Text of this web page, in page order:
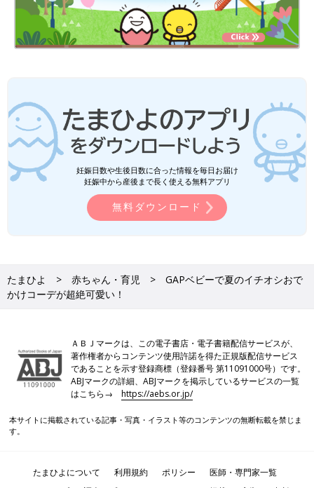
妊娠日数や生後日数に合った情報を毎日お届け
妊娠中から産後まで長く使える無料アプリ
無料ダウンロード
たまひよ 赤ちゃん・育児
GAPベビーで夏のイチオシおで
かけコーデが超絶可愛い！
ＡＢＪマークは、この電子書店・電子書籍配信サービスが、
著作権者からコンテンツ使用許諾を得た正規版配信サービス
であることを示す登録商標（登録番号 第11091000号）です。
ABJマークの詳細、ABJマークを掲示しているサービスの一覧
はこちら→https://aebs.or.jp/
本サイトに掲載されている記事・写真・イラスト等のコンテンツの無断転載を禁じま
す。
たまひよについて 利用規約 ポリシー
医師・専門家一覧